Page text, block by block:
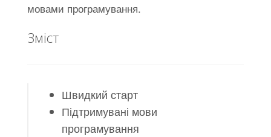
мовами програмування.
Зміст
Швидкий старт
Підтримувані мови
програмування